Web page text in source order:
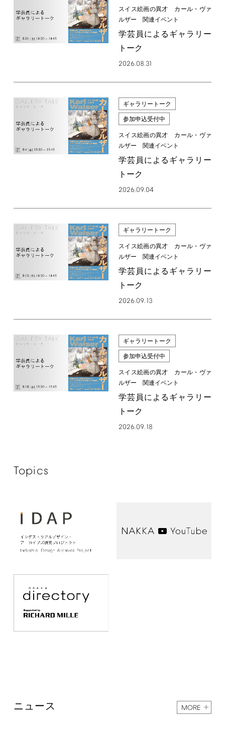
スイス絵画の異才 カール・ヴァ
ルザー 関連イベント
学芸員によるギャラリー
トーク
2026.08.31
ギャラリートーク
参加申込受付中
スイス絵画の異才 カール・ヴァ
ルザー 関連イベント
学芸員によるギャラリー
トーク
2026.09.04
ギャラリートーク
スイス絵画の異才 カール・ヴァ
ルザー 関連イベント
学芸員によるギャラリー
トーク
2026.09.13
ギャラリートーク
参加申込受付中
スイス絵画の異才 カール・ヴァ
ルザー 関連イベント
学芸員によるギャラリー
トーク
2026.09.18
Topics
ニュース MORE